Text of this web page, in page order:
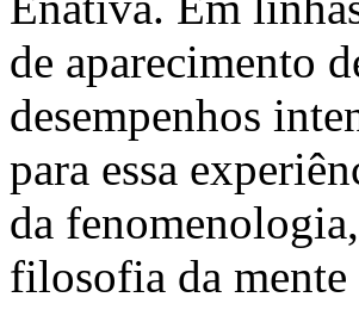
de aparecimento
desempenhos
para essa
da
filosofia da